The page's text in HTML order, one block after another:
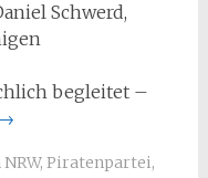
Schwerd,
begleitet –
, Piratenpartei,